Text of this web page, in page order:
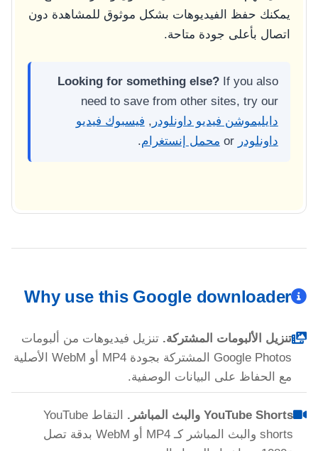
يمكنك حفظ الفيديوهات بشكل موثوق للمشاهدة دون
اتصال بأعلى جودة متاحة.
Looking for something else?If you also
need to save from other sites, try our
دايليموشن فيديو داونلودر , فيسبوك فيديو
داونلودر or محمل إنستغرام.
Why use this Google downloader
تنزيل الألبومات المشتركة. تنزيل فيديوهات من ألبومات
Google Photos المشتركة بجودة MP4 أو WebM الأصلية
مع الحفاظ على البيانات الوصفية.
YouTube Shorts والبث المباشر.
التقاط YouTube
shorts والبث المباشر كـ MP4 أو WebM بدقة تصل